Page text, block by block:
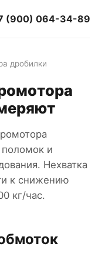
(900) 064-34-89
дробилки
поломок и
Нехватка
к снижению
кг/час.